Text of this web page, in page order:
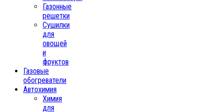
Газонные
решетки
Сушилки
для
овощей
и
фруктов
Газовые
обогреватели
Автохимия
Химия
для